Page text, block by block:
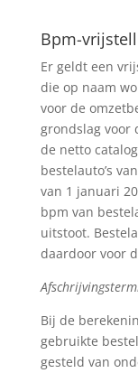
Bpm-
Er geldt een
die op naam
voor de
grondslag voor
de netto
bestelauto’s
van 1 januari
bpm van
uitstoot.
daardoor voor
Bij de
gebruikte
gesteld van